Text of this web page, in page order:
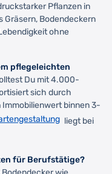
Pflanzen in
Gräsern, Bodendeckern
ohne
pflegeleichten
Du mit 4.000-
sich durch
binnen 3-
liegt bei
für Berufstätige?